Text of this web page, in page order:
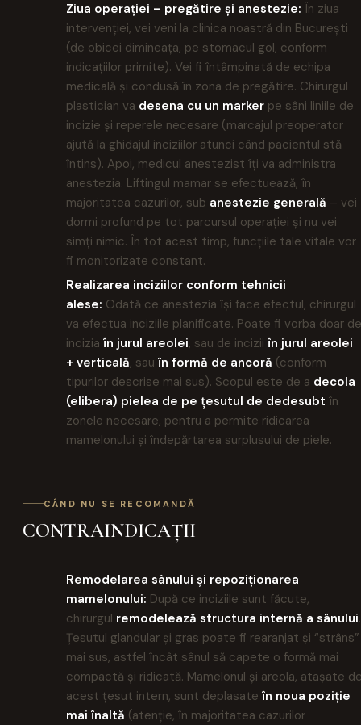
Ziua operației – pregătire și anestezie: În ziua
intervenției, vei veni la clinica noastră din București
(de obicei dimineața, pe stomacul gol, conform
indicațiilor primite). Vei fi întâmpinată de echipa
medicală și condusă în zona de pregătire. Chirurgul
plastician va desena cu un marker pe sâni liniile de
incizie și reperele necesare (marcajul preoperator
ajută la ghidajul inciziilor atunci când pacientul stă
întins). Apoi, medicul anestezist îți va administra
anestezia. Liftingul mamar se efectuează, în
majoritatea cazurilor, sub anestezie generală – vei
dormi profund pe tot parcursul operației și nu vei
simți nimic. În tot acest timp, funcțiile tale vitale vor
fi monitorizate constant.
Realizarea inciziilor conform tehnicii
alese: Odată ce anestezia își face efectul, chirurgul
va efectua inciziile planificate. Poate fi vorba doar de
incizia în jurul areolei, sau de incizii în jurul areolei
+ verticală, sau în formă de ancoră (conform
tipurilor descrise mai sus). Scopul este de a decola
(elibera) pielea de pe țesutul de dedesubt în
zonele necesare, pentru a permite ridicarea
mamelonului și îndepărtarea surplusului de piele.
CÂND NU SE RECOMANDĂ
CONTRAINDICAȚII
Remodelarea sânului și repoziționarea
mamelonului: După ce inciziile sunt făcute,
chirurgul remodelează structura internă a sânului.
Țesutul glandular și gras poate fi rearanjat și “strâns”
mai sus, astfel încât sânul să capete o formă mai
compactă și ridicată. Mamelonul și areola, atașate
acest țesut intern, sunt deplasate în noua poziție
mai înaltă (atenție, în majoritatea cazurilor